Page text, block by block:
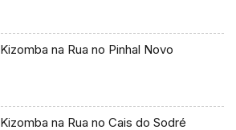
Kizomba na Rua no Pinhal Novo
Kizomba na Rua no Cais do Sodré